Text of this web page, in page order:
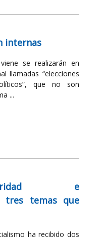
internas
se realizarán en
llamadas “elecciones
que no son
...
e
tres temas que
ha recibido dos